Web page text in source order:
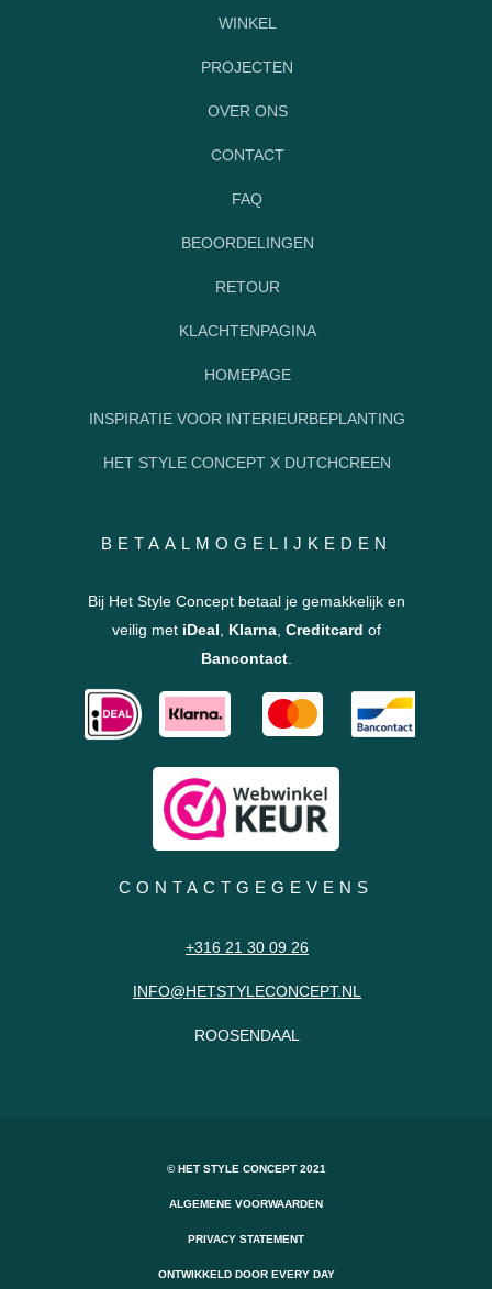
WINKEL
PROJECTEN
OVER ONS
CONTACT
FAQ
BEOORDELINGEN
RETOUR
KLACHTENPAGINA
HOMEPAGE
INSPIRATIE VOOR INTERIEURBEPLANTING
HET STYLE CONCEPT X DUTCHCREEN
BETAALMOGELIJKEDEN
Bij Het Style Concept betaal je gemakkelijk en
veilig met iDeal Klarna, Creditcard of
Bancontact.
CONTACTGEGEVENS
+316 21 30 09 26
INFO@HETSTYLECONCEPT.NL
ROOSENDAAL
© HET STYLE CONCEPT 2021
ALGEMENE VOORWAARDEN
PRIVACY STATEMENT
ONTWIKKELD DOOR EVERY DAY